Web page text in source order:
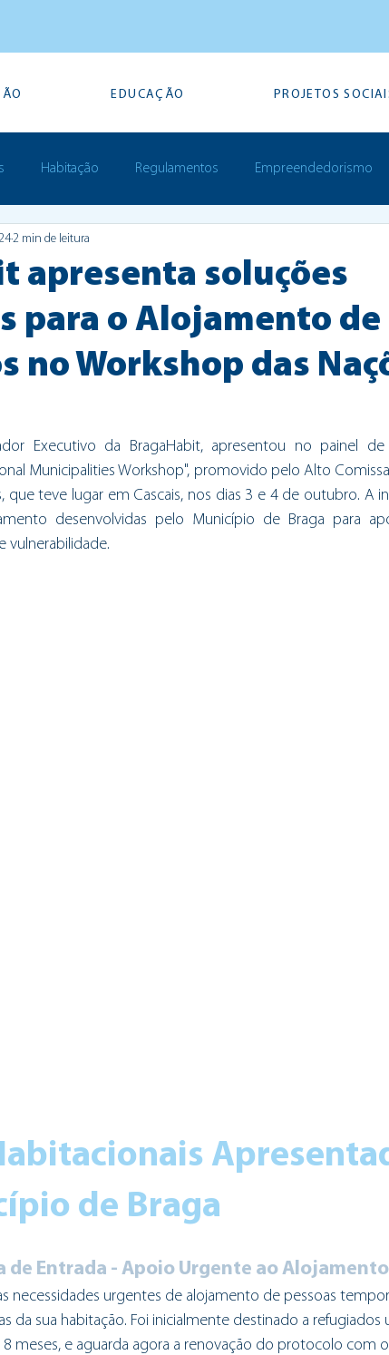
EDUCAÇÃO PROJETOS
Habitação Regulamentos Empreendedorismo
apresenta soluções
para o Alojamento de
no Workshop das
2 min de leitura
Executivo da BragaHabit, apresentou no painel
Municipalities Workshop", promovido pelo Alto
que teve lugar em Cascais, nos dias 3 e 4 de outubro. A
desenvolvidas pelo Município de Braga para
vulnerabilidade.
de Braga
de Entrada - Apoio Urgente ao Alojamento
necessidades urgentes de alojamento de pessoas
da sua habitação. Foi inicialmente destinado a refugiados
meses, e aguarda agora a renovação do protocolo com